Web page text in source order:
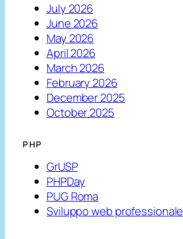
July 2026
June 2026
May 2026
April 2026
March 2026
February 2026
December 2025
October 2025
PHP
GrUSP
PHPDay
PUG Roma
Sviluppo web professionale